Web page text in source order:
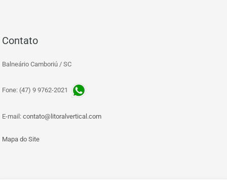
Contato
Balneário Camboriú / SC
Fone: (47) 9 9762-2021
E-mail: contato@litoralvertical.com
Mapa do Site